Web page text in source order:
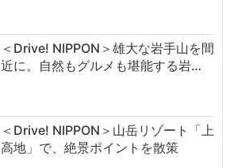
＜Drive! NIPPON＞雄大な岩手山を間
近に。自然もグルメも堪能する岩…
＜Drive! NIPPON＞山岳リゾート「上
高地」で、絶景ポイントを散策